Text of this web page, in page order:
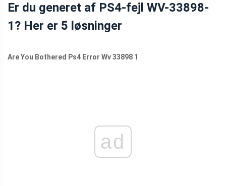
Er du generet af PS4-fejl WV-33898-
1? Her er 5 løsninger
Are You Bothered Ps4 Error Wv 33898 1
ad